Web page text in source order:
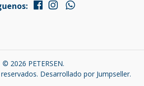
© 2026 PETERSEN.
Desarrollado por Jumpseller.